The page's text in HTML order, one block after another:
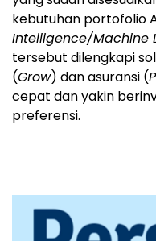
kebutuhan portofolio
Intelligence/Machine
tersebut dilengkapi
(Grow) dan asuransi (
cepat dan yakin
preferensi.